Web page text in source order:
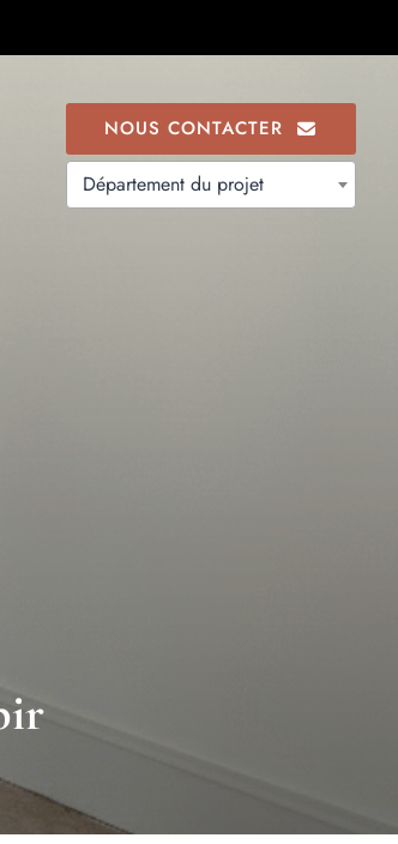
NOUS CONTACTER
Département du projet